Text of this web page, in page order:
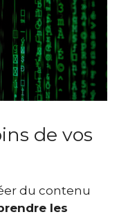
de vos
du contenu
les